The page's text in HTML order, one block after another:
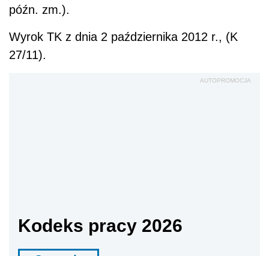
późn. zm.).
Wyrok TK z dnia 2 października 2012 r., (K
27/11).
AUTOPROMOCJA